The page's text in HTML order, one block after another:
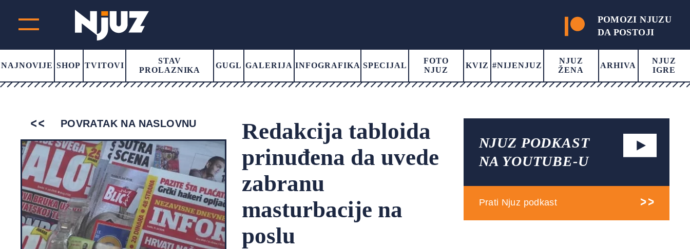
POMOZI NJUZU
DA POSTOJI
NAJNOVIJE SHOP TVITOVI
STAV
PROLAZNIKA
GUGL GALERIJA INFOGRAFIKA SPECIJAL
FOTO
NJUZ
KVIZ #NIJENJUZ
NJUZ
ŽENA
ARHIVA
NJUZ
IGRE
POVRATAK NA NASLOVNU
Redakcija tabloida
prinuđena da uvede
zabranu
masturbacije na
poslu
NJUZ PODKAST
NA YOUTUBE-U
Prati Njuz podkast